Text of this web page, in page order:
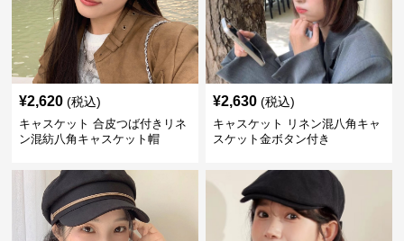
¥2,620 (税込)
キャスケット 合皮つば付きリネ
ン混紡八角キャスケット帽
¥2,630 (税込)
キャスケット リネン混八角キャ
スケット金ボタン付き